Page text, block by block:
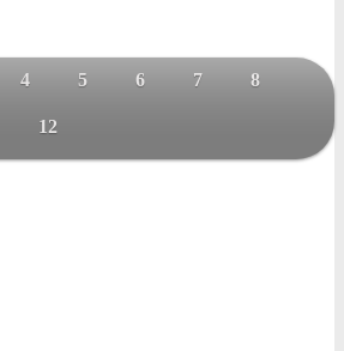
4 5 6 7 8
12